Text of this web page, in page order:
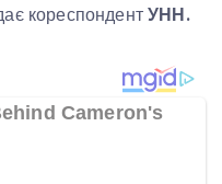
кореспондентУНН.